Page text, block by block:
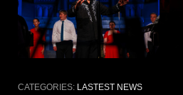
CATEGORIES: LASTEST NEWS